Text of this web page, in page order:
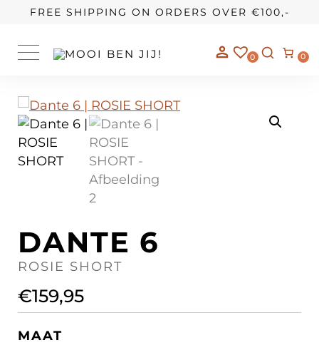
FREE SHIPPING ON ORDERS OVER €100,-
0 0
OUR STORY
DANTE 6
ROSIE SHORT
€159,95
MAAT